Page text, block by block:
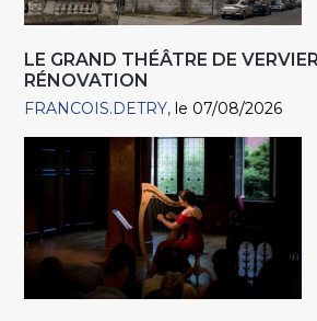
LE GRAND THÉÂTRE DE
RÉNOVATION
FRANCOIS.DETRY le 07/08/2026